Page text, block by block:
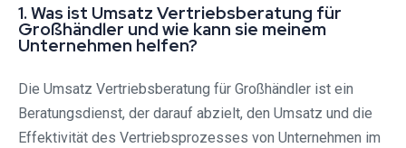
1. Was ist Umsatz Vertriebsberatung für
Großhändler und wie kann sie meinem
Unternehmen helfen?
Die Umsatz Vertriebsberatung für Großhändler ist ein
Beratungsdienst, der darauf abzielt, den Umsatz und die
Effektivität des Vertriebsprozesses von Unternehmen im